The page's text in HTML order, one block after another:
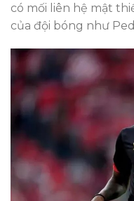
có mối liên hệ mật
của đội bóng như